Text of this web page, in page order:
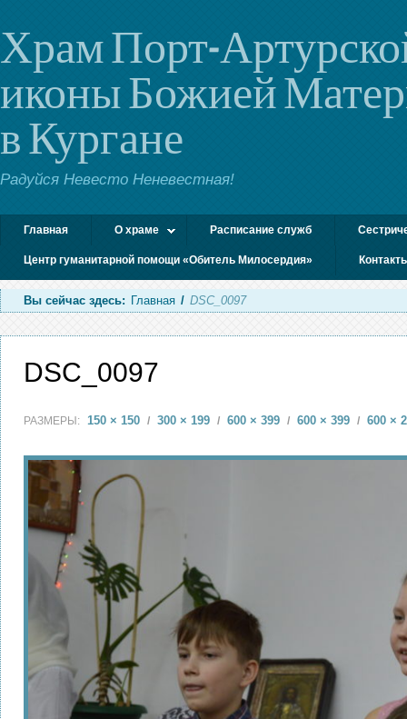
Храм Порт-
иконы Божией
в Кургане
Радуйся Невесто Неневестная!
Главная О храме Расписание служб
Центр гуманитарной помощи «Обитель Милосердия»
Вы сейчас здесь: Главная / DSC_0097
DSC_0097
РАЗМЕРЫ: 150 × 150 / 300 × 199 / 600 × 399 / 600 × 399 / 600 ×